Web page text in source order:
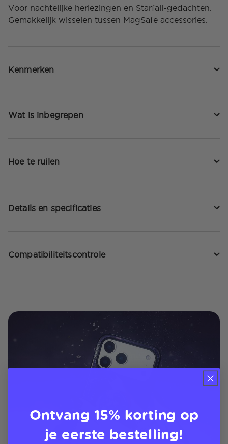
Voor nachtelijke herlezingen en Starfall-gedachten.
Gemakkelijk wisselen tussen MagSafe accessories.
Kenmerken
Wat is inbegrepen
Hoe te ruilen
Details en specificaties
Compatibiliteitscontrole
Ontvang 15% korting op
je eerste bestelling!